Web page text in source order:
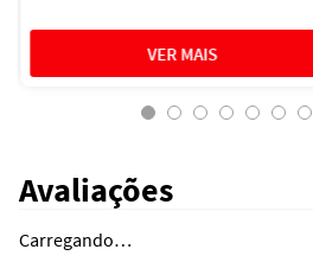
Avaliações
Carregando…